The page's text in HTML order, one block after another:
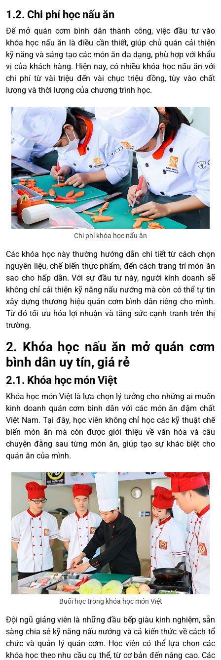
1.2. Chi phí học nấu ăn
Để mở quán cơm bình dân thành công, việc đầu tư vào
khóa học nấu ăn là điều cần thiết, giúp chủ quán cải thiện
kỹ năng và sáng tạo các món ăn đa dạng, phù hợp với khẩu
vị của khách hàng. Hiện nay, có nhiều khóa học nấu ăn với
chi phí từ vài triệu đến vài chục triệu đồng, tùy vào chất
lượng và thời lượng của chương trình học.
Chi phí khóa học nấu ăn
Các khóa học này thường hướng dẫn chi tiết từ cách chọn
nguyên liệu, chế biến thực phẩm, đến cách trang trí món ăn
sao cho hấp dẫn. Với sự đầu tư này, người kinh doanh sẽ
không chỉ cải thiện kỹ năng nấu nướng mà còn có thể tự tin
xây dựng thương hiệu quán cơm bình dân riêng cho mình.
Từ đó tối ưu hóa lợi nhuận và tăng sức cạnh tranh trên thị
trường.
2. Khóa học nấu ăn mở quán cơm
bình dân uy tín, giá rẻ
2.1. Khóa học món Việt
Khóa học món Việt là lựa chọn lý tưởng cho những ai muốn
kinh doanh quán cơm bình dân với các món ăn đậm chất
Việt Nam. Tại đây, học viên không chỉ học các kỹ thuật chế
biến món ăn mà còn được giới thiệu về văn hóa và câu
chuyện đằng sau từng món ăn, giúp tạo sự khác biệt cho
quán ăn của mình.
Buổi học trong khóa học món Việt
Đội ngũ giảng viên là những đầu bếp giàu kinh nghiệm, sẵn
sàng chia sẻ kỹ năng nấu nướng và cả kiến thức về cách tổ
chức và quản lý quán cơm. Học viên có thể lựa chọn các
khóa học theo nhu cầu cụ thể, từ cơ bản đến nâng cao. Các